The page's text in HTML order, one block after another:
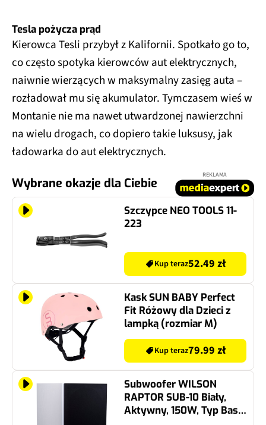
Tesla pożycza prąd
Kierowca Tesli przybył z Kalifornii. Spotkało go to,
co często spotyka kierowców aut elektrycznych,
naiwnie wierzących w maksymalny zasięg auta –
rozładował mu się akumulator. Tymczasem wieś w
Montanie nie ma nawet utwardzonej nawierzchni
na wielu drogach, co dopiero takie luksusy, jak
ładowarka do aut elektrycznych.
Wybrane okazje dla Ciebie
REKLAMA
Szczypce NEO TOOLS 11-
223
Kup teraz52.49 zł
Kask SUN BABY Perfect
Fit Różowy dla Dzieci z
lampką (rozmiar M)
Kup teraz79.99 zł
Subwoofer WILSON
RAPTOR SUB-10 Biały,
Aktywny, 150W, Typ Bass